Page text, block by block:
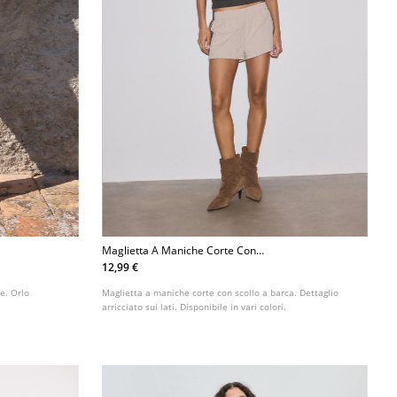
Orlo
Maglietta A Maniche Corte Con
Scollo A Barca E Arricciature
12,99 €
Maglietta a maniche corte con scollo a barca. Dettaglio
arricciato sui lati. Disponibile in vari colori.